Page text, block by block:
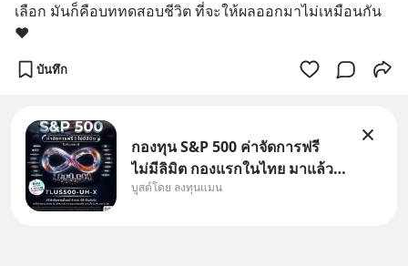
เลือก มันก็คือบททดสอบชีวิต ที่จะให้ผลออกมาไม่เหมือนกัน
❤
บันทึก
กองทุน S&P 500 ค่าจัดการฟรี
ไม่มีลิมิต กองแรกในไทย มาแล้ว..
กองทุนที่ออกแบบมาเพื่อแก้ Pain
บูสต์โดย ลงทุนแมน